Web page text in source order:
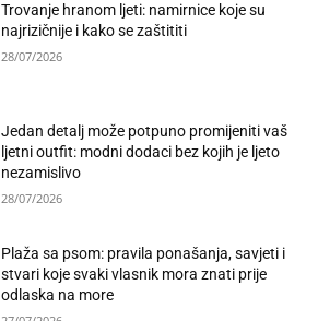
Trovanje hranom ljeti: namirnice koje su
najrizičnije i kako se zaštititi
28/07/2026
Jedan detalj može potpuno promijeniti vaš
ljetni outfit: modni dodaci bez kojih je ljeto
nezamislivo
28/07/2026
Plaža sa psom: pravila ponašanja, savjeti i
stvari koje svaki vlasnik mora znati prije
odlaska na more